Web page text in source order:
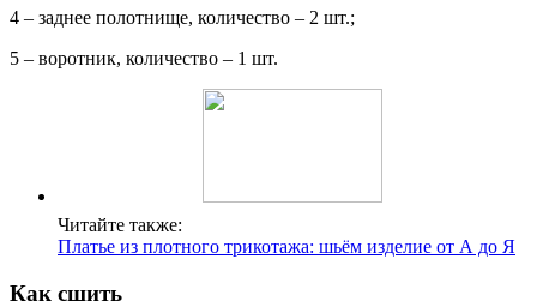
4 – заднее полотнище, количество – 2 шт.;
5 – воротник, количество – 1 шт.
Читайте также:
Платье из плотного трикотажа: шьём изделие от А до Я
Как сшить